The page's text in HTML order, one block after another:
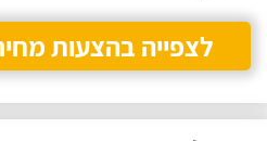
לצפייה בהצעות